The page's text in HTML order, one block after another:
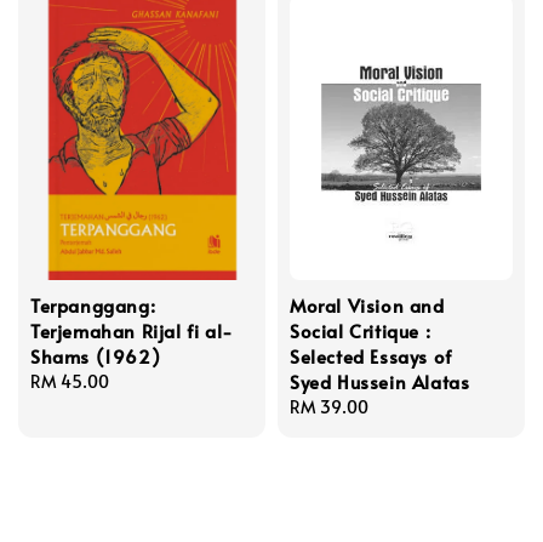
Terpanggang:
Terjemahan Rijal fi al-
Shams (1962)
Regular
RM 45.00
Moral Vision and
Social Critique :
Selected Essays of
Syed Hussein Alatas
Regular
RM 39.00